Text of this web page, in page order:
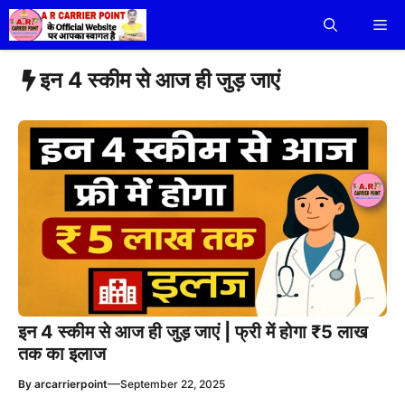
Skip
to
content
इन 4 स्कीम से आज ही जुड़ जाएं
इन 4 स्कीम से आज ही जुड़ जाएं | फ्री में होगा ₹5 लाख
तक का इलाज
By arcarrierpoint—September 22, 2025